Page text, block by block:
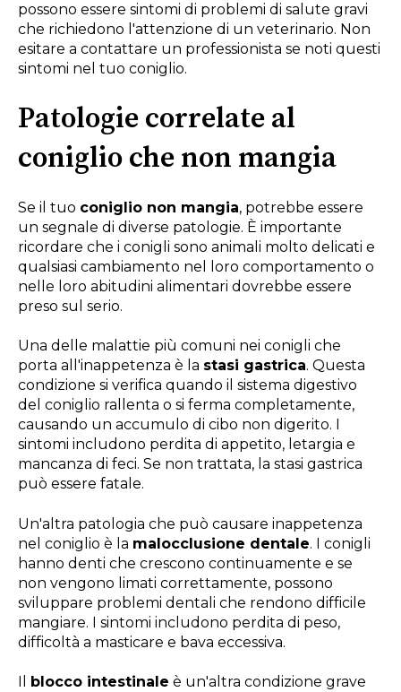
possono essere sintomi di problemi di salute gravi
che richiedono l'attenzione di un veterinario. Non
esitare a contattare un professionista se noti questi
sintomi nel tuo coniglio.
Patologie correlate al
coniglio che non mangia
Se il tuo coniglio non mangia, potrebbe essere
un segnale di diverse patologie. È importante
ricordare che i conigli sono animali molto delicati e
qualsiasi cambiamento nel loro comportamento o
nelle loro abitudini alimentari dovrebbe essere
preso sul serio.
Una delle malattie più comuni nei conigli che
porta all'inappetenza è la stasi gastrica. Questa
condizione si verifica quando il sistema digestivo
del coniglio rallenta o si ferma completamente,
causando un accumulo di cibo non digerito. I
sintomi includono perdita di appetito, letargia e
mancanza di feci. Se non trattata, la stasi gastrica
può essere fatale.
Un'altra patologia che può causare inappetenza
nel coniglio è la malocclusione dentale. I conigli
hanno denti che crescono continuamente e se
non vengono limati correttamente, possono
sviluppare problemi dentali che rendono difficile
mangiare. I sintomi includono perdita di peso,
difficoltà a masticare e bava eccessiva.
Il blocco intestinale è un'altra condizione grave